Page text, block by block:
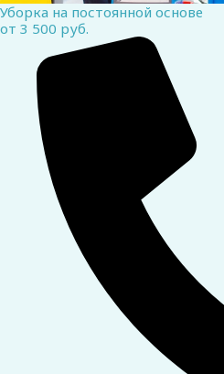
Уборка на постоянной основе
от 3 500 руб.